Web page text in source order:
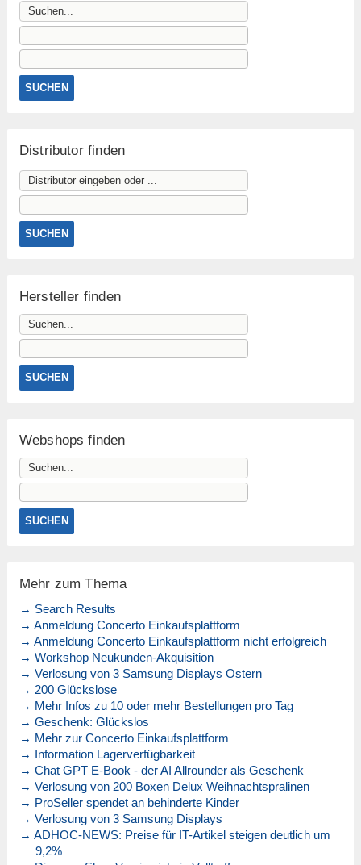
Distributor finden
Hersteller finden
Webshops finden
Mehr zum Thema
→ Search Results
→ Anmeldung Concerto Einkaufsplattform
→ Anmeldung Concerto Einkaufsplattform nicht erfolgreich
→ Workshop Neukunden-Akquisition
→ Verlosung von 3 Samsung Displays Ostern
→ 200 Glückslose
→ Mehr Infos zu 10 oder mehr Bestellungen pro Tag
→ Geschenk: Glückslos
→ Mehr zur Concerto Einkaufsplattform
→ Information Lagerverfügbarkeit
→ Chat GPT E-Book - der AI Allrounder als Geschenk
→ Verlosung von 200 Boxen Delux Weihnachtspralinen
→ ProSeller spendet an behinderte Kinder
→ Verlosung von 3 Samsung Displays
→ ADHOC-NEWS: Preise für IT-Artikel steigen deutlich um
9,2%